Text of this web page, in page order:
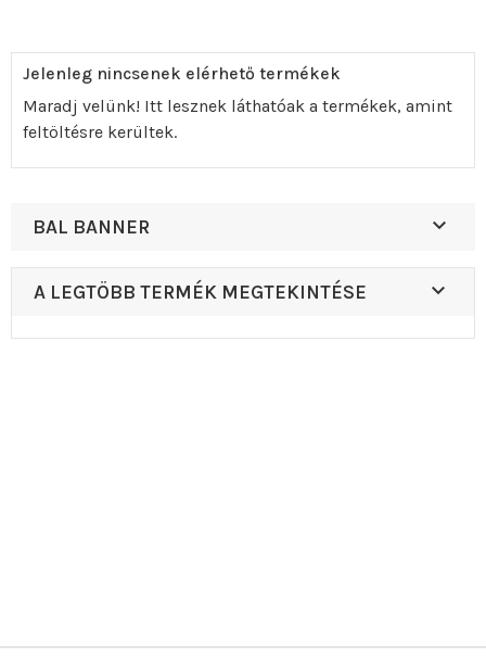
Jelenleg nincsenek elérhető termékek
Maradj velünk! Itt lesznek láthatóak a termékek, amint
feltöltésre kerültek.
BAL BANNER 
A LEGTÖBB TERMÉK MEGTEKINTÉSE 